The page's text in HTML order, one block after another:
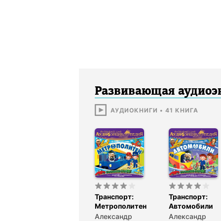
Развивающая
АУДИОКНИГИ • 41 КНИГА
Транспорт:
Метрополитен
Александр
Транспорт:
Автомобили
Александр